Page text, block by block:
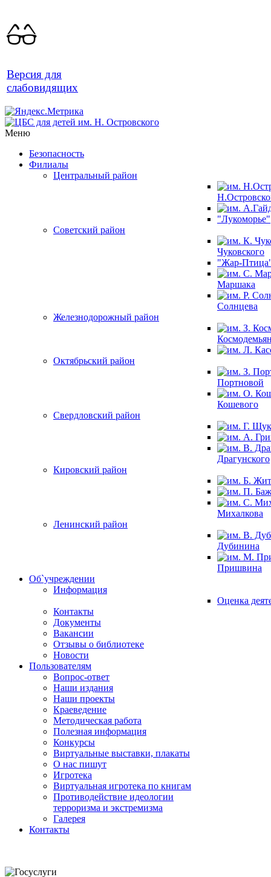
Версия для
слабовидящих
Меню
Безопасность
Филиалы
Центральный район
"Лукоморье"
Советский район
Чуковского
"Жар-
Маршака
Солнцева
Железнодорожный район
Октябрьский район
Портновой
Кошевого
Свердловский район
Драгунского
Кировский район
Михалкова
Ленинский район
Дубинина
Пришвина
Об`учреждении
Информация
Оценка
Контакты
Документы
Вакансии
Отзывы о библиотеке
Новости
Пользователям
Вопрос-ответ
Наши издания
Наши проекты
Краеведение
Методическая работа
Полезная информация
Конкурсы
Виртуальные выставки, плакаты
О нас пишут
Игротека
Виртуальная игротека по книгам
Противодействие идеологии
терроризма и экстремизма
Галерея
Контакты